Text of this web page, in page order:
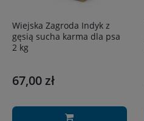
Wiejska Zagroda Indyk z
gęsią sucha karma dla psa
2 kg
67,00 zł